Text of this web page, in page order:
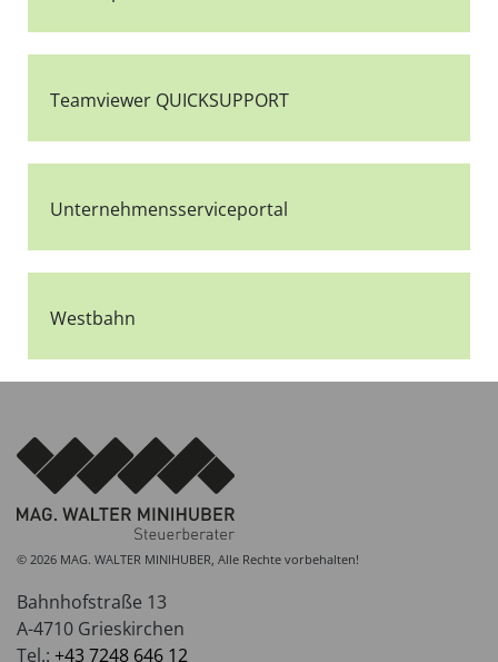
Teamviewer QUICKSUPPORT
Unternehmensserviceportal
Westbahn
© 2026 MAG. WALTER MINIHUBER, Alle Rechte vorbehalten!
Bahnhofstraße 13
A-4710 Grieskirchen
Tel.: +43 7248 646 12